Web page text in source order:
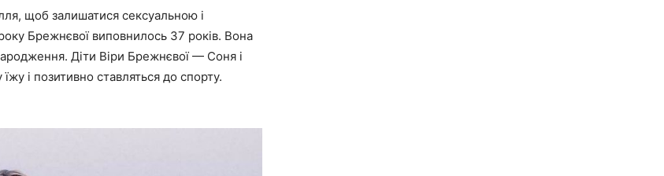
щоб залишатися сексуальною і
Брежнєвої виповнилось 37 років. Вона
Діти Віри Брежнєвої — Соня і
і позитивно ставляться до спорту.